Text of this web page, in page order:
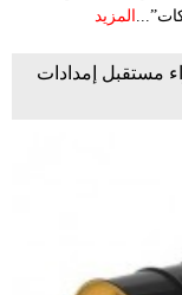
المزيد
مستقبل إمدادات